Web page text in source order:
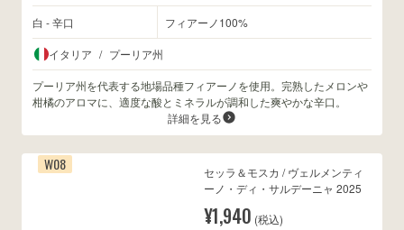
白 - 辛口 フィアーノ100%
イタリア / プーリア州
プーリア州を代表する地場品種フィアーノを使用。完熟したメロンや
柑橘のアロマに、適度な酸とミネラルが調和した爽やかな辛口。
詳細を見る
W08
セッラ＆モスカ / ヴェルメンティ
ーノ・ディ・サルデーニャ 2025
¥1,940 (税込)